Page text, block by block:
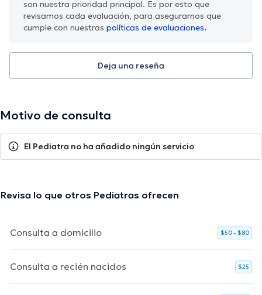
son nuestra prioridad principal. Es por esto que
revisamos cada evaluación, para asegurarnos que
cumple con nuestras políticas de evaluaciones.
Deja una reseña
Motivo de consulta
El Pediatra no ha añadido ningún servicio
Revisa lo que otros Pediatras ofrecen
Consulta a domicilio $50 – $80
Consulta a recién nacidos $25